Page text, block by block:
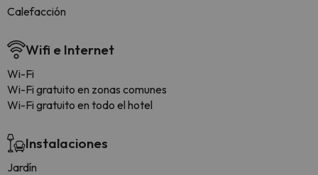
Calefacción
Wifi e Internet
Wi-Fi
Wi-Fi gratuito en zonas comunes
Wi-Fi gratuito en todo el hotel
Instalaciones
Jardín